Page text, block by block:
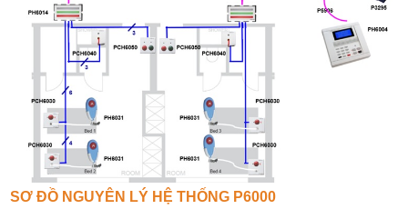
SƠ ĐỒ NGUYÊN LÝ HỆ THỐNG P6000